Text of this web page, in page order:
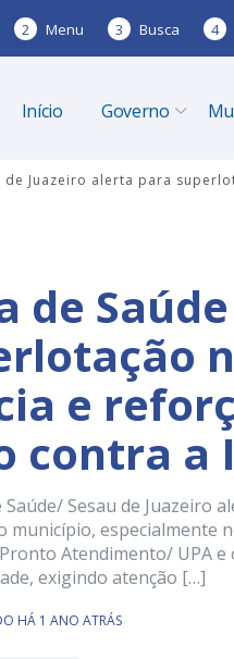
2 Menu 3 Busca 4
Início Governo
de Juazeiro alerta para
de
e
contra a
Sesau de Juazeiro
município, especialmente
Atendimento/ UPA
exigindo atenção […]
HÁ 1 ANO ATRÁS